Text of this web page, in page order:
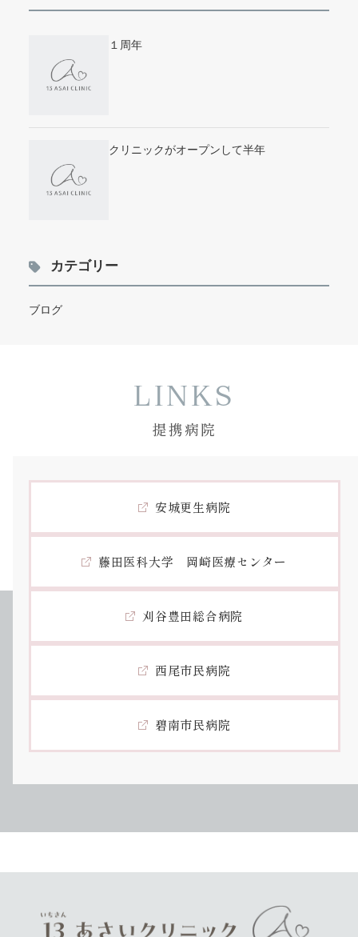
１周年
クリニックがオープンして半年
カテゴリー
ブログ
提携病院
安城更生病院
藤田医科大学 岡崎医療センター
刈谷豊田総合病院
西尾市民病院
碧南市民病院